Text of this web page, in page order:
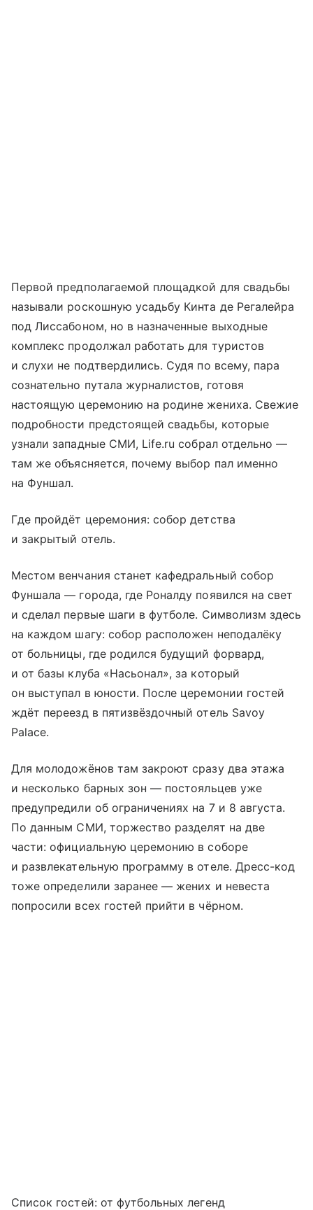
Первой предполагаемой площадкой для свадьбы
называли роскошную усадьбу Кинта де Регалейра
под Лиссабоном, но в назначенные выходные
комплекс продолжал работать для туристов
и слухи не подтвердились. Судя по всему, пара
сознательно путала журналистов, готовя
настоящую церемонию на родине жениха. Свежие
подробности предстоящей свадьбы, которые
узнали западные СМИ, Life.ru собрал отдельно —
там же объясняется, почему выбор пал именно
на Фуншал.
Где пройдёт церемония: собор детства
и закрытый отель.
Местом венчания станет кафедральный собор
Фуншала — города, где Роналду появился на свет
и сделал первые шаги в футболе. Символизм здесь
на каждом шагу: собор расположен неподалёку
от больницы, где родился будущий форвард,
и от базы клуба «Насьонал», за который
он выступал в юности. После церемонии гостей
ждёт переезд в пятизвёздочный отель Savoy
Palace.
Для молодожёнов там закроют сразу два этажа
и несколько барных зон — постояльцев уже
предупредили об ограничениях на 7 и 8 августа.
По данным СМИ, торжество разделят на две
части: официальную церемонию в соборе
и развлекательную программу в отеле. Дресс-код
тоже определили заранее — жених и невеста
попросили всех гостей прийти в чёрном.
Список гостей: от футбольных легенд